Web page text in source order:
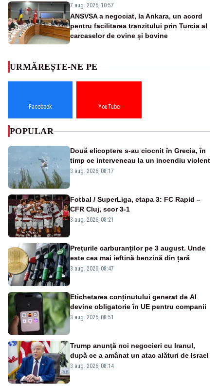
7 aug. 2026, 10:57
ANSVSA a negociat, la Ankara, un acord
pentru facilitarea tranzitului prin Turcia al
carcaselor de ovine și bovine
URMĂREȘTE-NE PE
Facebook YouTube
POPULAR
Două elicoptere s-au ciocnit în Grecia, în
timp ce interveneau la un incendiu violent
3 aug. 2026, 08:17
Fotbal / SuperLiga, etapa 3: FC Rapid –
CFR Cluj, scor 3-1
3 aug. 2026, 08:21
Prețurile carburanților pe 3 august. Unde
este cea mai ieftină benzină din țară
3 aug. 2026, 08:47
Etichetarea conținutului generat de AI
devine obligatorie în UE pentru companii
3 aug. 2026, 08:51
Trump anunță noi negocieri cu Iranul,
după ce a amânat un atac alături de Israel
3 aug. 2026, 08:14